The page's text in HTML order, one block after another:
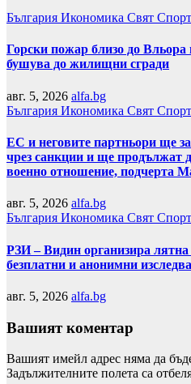
България Икономика Свят Спорт
Горски пожар близо до
бушува до жилищни сгради
авг. 5, 2026 alfa.bg
България Икономика Свят Спорт
ЕС и неговите партньори ще
чрез санкции и ще продължат
военно отношение, подчерта
авг. 5, 2026 alfa.bg
България Икономика Свят Спорт
РЗИ – Видин организира
безплатни и анонимни
авг. 5, 2026 alfa.bg
Вашият коментар
Вашият имейл адрес няма да
Задължителните полета са